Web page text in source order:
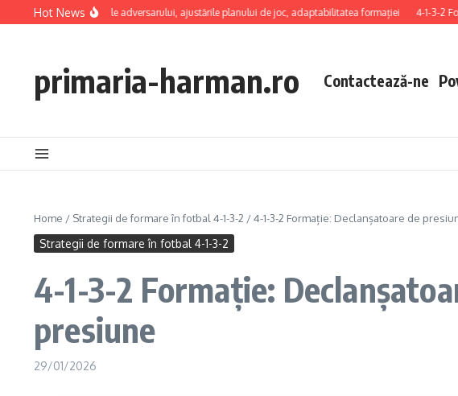
Skip to content
Hot News
tactică: slăbiciunile adversarului, ajustările planului de joc, adaptabilitatea formației 4-1-3-2
primaria-harman.ro Contactează-ne
Home / Strategii de formare în fotbal 4-1-3-2 /4-1-3-2 Formație: Declanșatoare de
Strategii de formare în fotbal 4-1-3-2
4-1-3-2 Formație:
presiune
29/01/2026